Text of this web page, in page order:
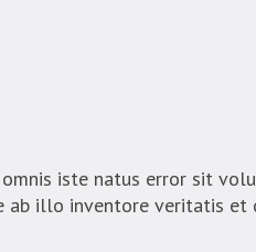
omnis iste natus error sit
ab illo inventore veritatis